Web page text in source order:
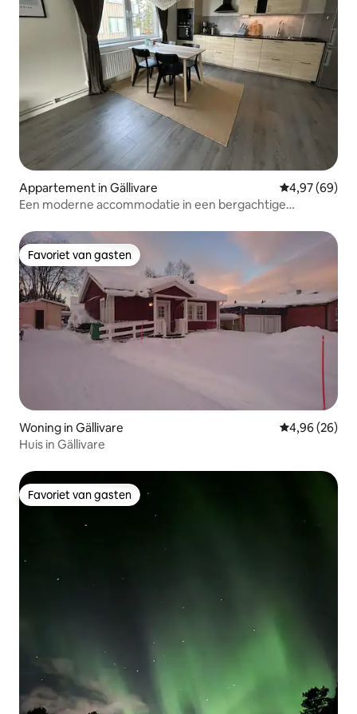
Appartement in Gällivare Gemiddelde
4,97 (69)
Een moderne accommodatie in een bergachtige
Favoriet van gasten
Favoriet van gasten
Woning in Gällivare Gemiddelde
4,96 (26)
Huis in Gällivare
Favoriet van gasten
Favoriet van gasten